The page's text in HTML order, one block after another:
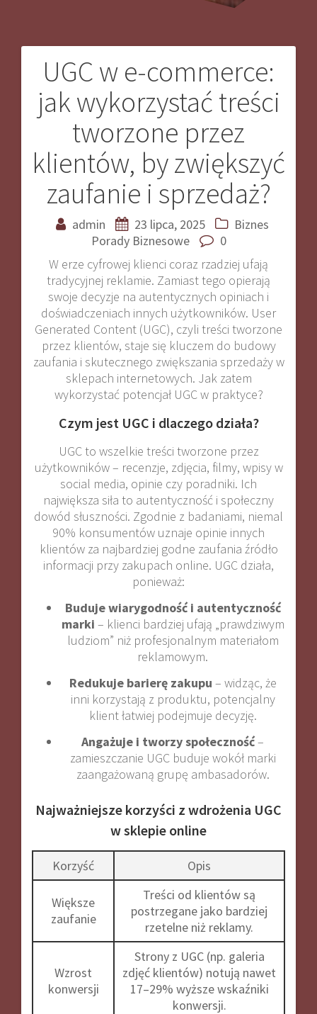
UGC w e-commerce:
jak wykorzystać treści
tworzone przez
klientów, by zwiększyć
zaufanie i sprzedaż?
admin 23 lipca, 2025
Biznes
Porady Biznesowe
0
W erze cyfrowej klienci coraz rzadziej ufają
tradycyjnej reklamie. Zamiast tego opierają
swoje decyzje na autentycznych opiniach i
doświadczeniach innych użytkowników. User
Generated Content (UGC), czyli treści tworzone
przez klientów, staje się kluczem do budowy
zaufania i skutecznego zwiększania sprzedaży w
sklepach internetowych. Jak zatem
wykorzystać potencjał UGC w praktyce?
Czym jest UGC i dlaczego działa?
UGC to wszelkie treści tworzone przez
użytkowników – recenzje, zdjęcia, filmy, wpisy w
social media, opinie czy poradniki. Ich
największa siła to autentyczność i społeczny
dowód słuszności. Zgodnie z badaniami, niemal
90% konsumentów uznaje opinie innych
klientów za najbardziej godne zaufania źródło
informacji przy zakupach online. UGC działa,
ponieważ:
Buduje wiarygodność i autentyczność
marki – klienci bardziej ufają „prawdziwym
ludziom” niż profesjonalnym materiałom
reklamowym.
Redukuje barierę zakupu – widząc, że
inni korzystają z produktu, potencjalny
klient łatwiej podejmuje decyzję.
Angażuje i tworzy społeczność–
zamieszczanie UGC buduje wokół marki
zaangażowaną grupę ambasadorów.
Najważniejsze korzyści z wdrożenia UGC
w sklepie online
Korzyść Opis
Większe
zaufanie
Treści od klientów są
postrzegane jako bardziej
rzetelne niż reklamy.
Wzrost
konwersji
Strony z UGC (np. galeria
zdjęć klientów) notują nawet
17–29% wyższe wskaźniki
konwersji.
Nawigacja
wpisu